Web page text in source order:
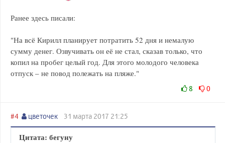
Ранее здесь писали:
"На всё Кирилл планирует потратить 52 дня и немалую
сумму денег. Озвучивать он её не стал, сказав только, что
копил на пробег целый год. Для этого молодого человека
отпуск – не повод полежать на пляже."
8 0
#4 цветочек 31 марта 2017 21:25
Цитата: бегуну